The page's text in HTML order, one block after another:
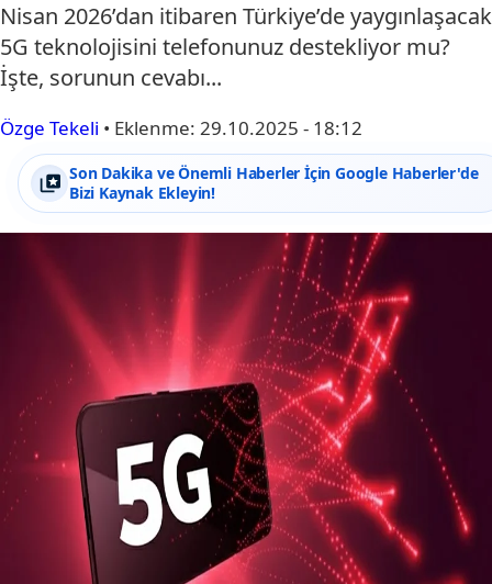
Nisan 2026’dan itibaren Türkiye’de yaygınlaşacak
5G teknolojisini telefonunuz destekliyor mu?
İşte, sorunun cevabı...
Özge Tekeli • Eklenme: 29.10.2025 - 18:12
Son Dakika ve Önemli Haberler İçin Google Haberler'de
Bizi Kaynak Ekleyin!